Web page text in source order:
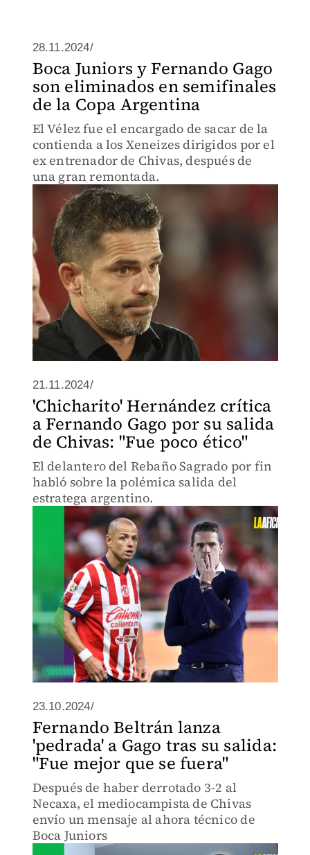
28.11.2024/
Boca Juniors y Fernando Gago
son eliminados en semifinales
de la Copa Argentina
El Vélez fue el encargado de sacar de la
contienda a los Xeneizes dirigidos por el
ex entrenador de Chivas, después de
una gran remontada.
21.11.2024/
'Chicharito' Hernández crítica
a Fernando Gago por su salida
de Chivas: "Fue poco ético"
El delantero del Rebaño Sagrado por fin
habló sobre la polémica salida del
estratega argentino.
23.10.2024/
Fernando Beltrán lanza
'pedrada' a Gago tras su salida:
"Fue mejor que se fuera"
Después de haber derrotado 3-2 al
Necaxa, el mediocampista de Chivas
envío un mensaje al ahora técnico de
Boca Juniors